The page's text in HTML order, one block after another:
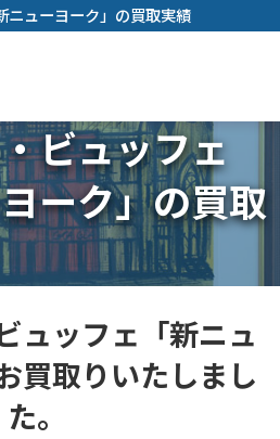
内
容
キ
ッ
プ
ニューヨーク」の買取実績
ビュッフェ
ーク」の買取
ュッフェ「新ニュ
買取りいたしまし
た。